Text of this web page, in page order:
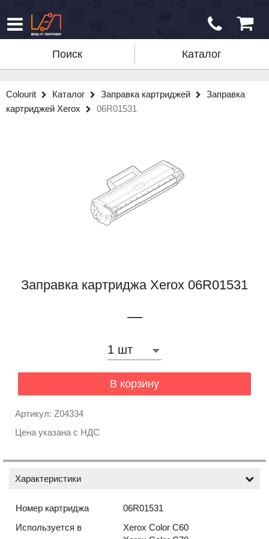
Поиск Каталог
Colourit Каталог Заправка картриджей
Заправка
картриджей Xerox
06R01531
Заправка картриджа Xerox 06R01531
—
В корзину
Артикул: Z04334
Цена указана с НДС
Характеристики
Номер картриджа
06R01531
Используется в
Xerox Color C60